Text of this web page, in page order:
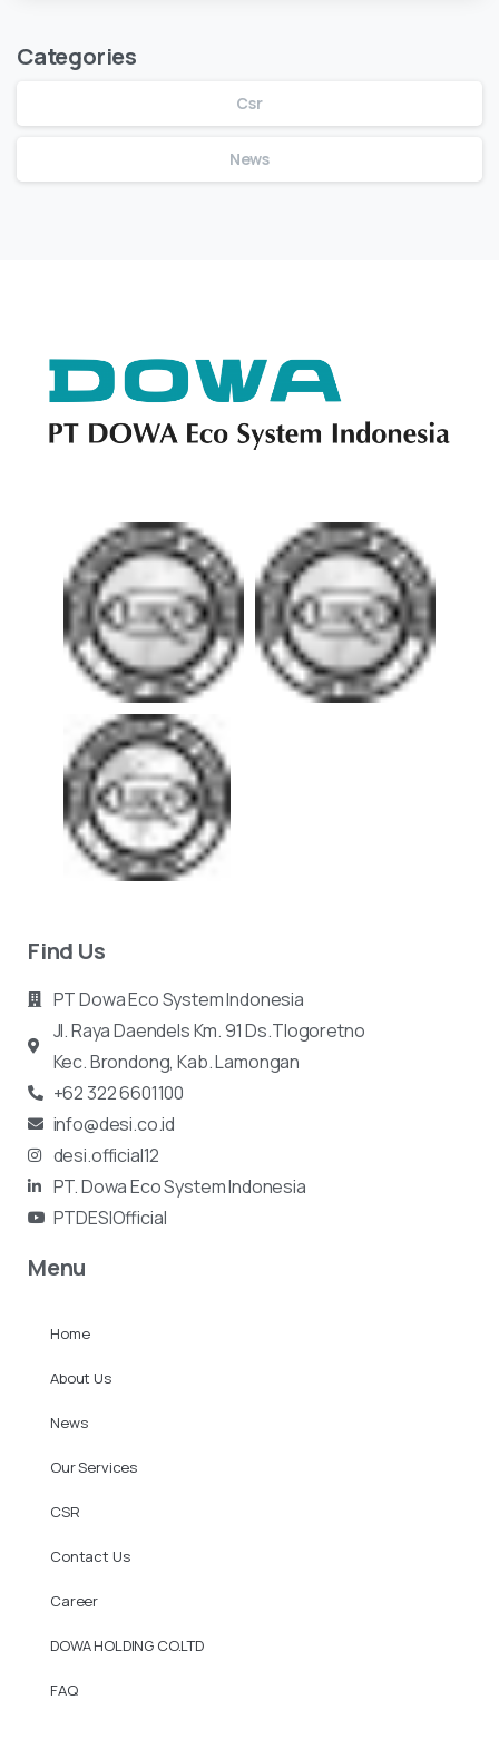
Categories
Csr
News
Find Us
PT Dowa Eco System Indonesia
Jl. Raya Daendels Km. 91 Ds.Tlogoretno
Kec.Brondong, Kab. Lamongan
+62 322 6601100
info@desi.co.id
desi.official12
PT. Dowa Eco System Indonesia
PTDESIOfficial
Menu
Home
About Us
News
Our Services
CSR
Contact Us
Career
DOWA HOLDING CO.LTD
FAQ